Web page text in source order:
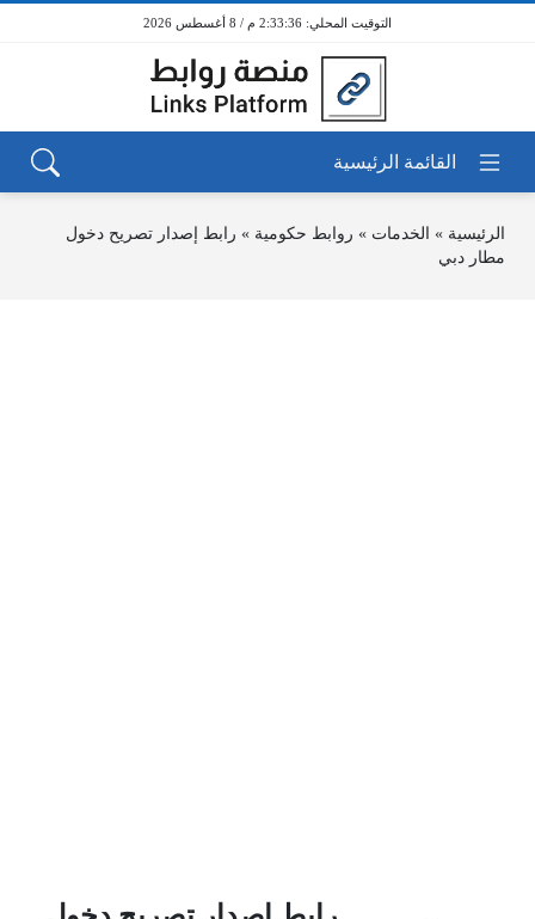
2:33:36 م / 8 أغسطس 2026
الرئيسية » الخدمات » روابط حكومية » رابط إصدار تصريح دخول
مطار دبي